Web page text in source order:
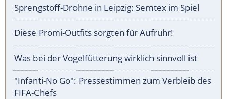
Sprengstoff-Drohne in Leipzig: Semtex im Spiel
Diese Promi-Outfits sorgten für Aufruhr!
Was bei der Vogelfütterung wirklich sinnvoll ist
"Infanti-No Go": Pressestimmen zum Verbleib des
FIFA-Chefs